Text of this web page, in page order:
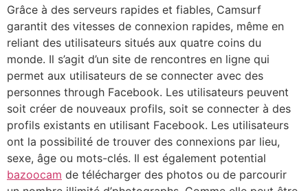
Grâce à des serveurs rapides et fiables, Camsurf
garantit des vitesses de connexion rapides, même en
reliant des utilisateurs situés aux quatre coins du
monde. Il s’agit d’un site de rencontres en ligne qui
permet aux utilisateurs de se connecter avec des
personnes through Facebook. Les utilisateurs peuvent
soit créer de nouveaux profils, soit se connecter à des
profils existants en utilisant Facebook. Les utilisateurs
ont la possibilité de trouver des connexions par lieu,
sexe, âge ou mots-clés. Il est également potential
bazoocam de télécharger des photos ou de parcourir